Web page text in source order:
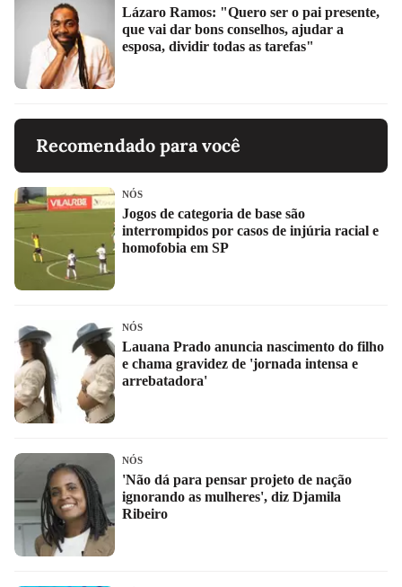
Lázaro Ramos: "Quero ser o pai presente,
que vai dar bons conselhos, ajudar a
esposa, dividir todas as tarefas"
Recomendado para você
NÓS
Jogos de categoria de base são
interrompidos por casos de injúria racial e
homofobia em SP
NÓS
Lauana Prado anuncia nascimento do filho
e chama gravidez de 'jornada intensa e
arrebatadora'
NÓS
'Não dá para pensar projeto de nação
ignorando as mulheres', diz Djamila
Ribeiro